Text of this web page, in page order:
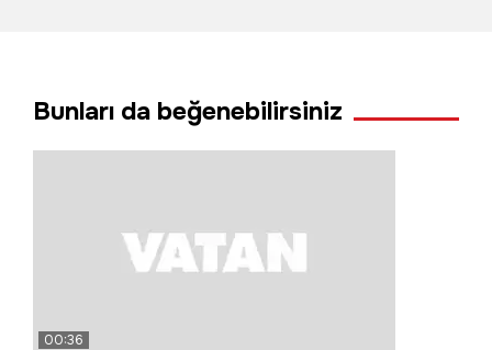
Bunları da beğenebilirsiniz
00:36